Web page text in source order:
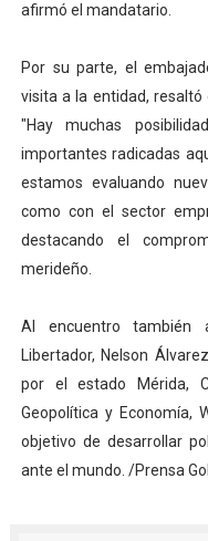
afirmó el mandatario.
Por su parte, el
visita a la entidad,
"Hay muchas
importantes radicadas
estamos evaluando
como con el sector
destacando el
merideño.
Al encuentro también
Libertador, Nelson
por el estado Mérida,
Geopolítica y Economía,
objetivo de desarrollar
ante el mundo. /Prensa